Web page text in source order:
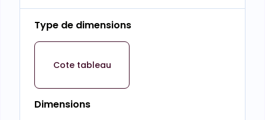
Type de dimensions
Cote tableau
Dimensions